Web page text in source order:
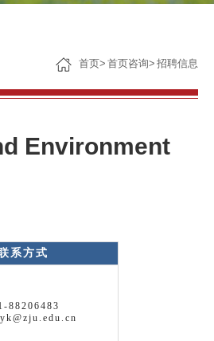
首页> 首页咨询> 招聘信息
Environment
系方式
88206483